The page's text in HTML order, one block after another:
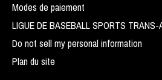
Modes de paiement
LIGUE DE BASEBALL SPORTS TRANS-
Do not sell my personal information
Plan du site